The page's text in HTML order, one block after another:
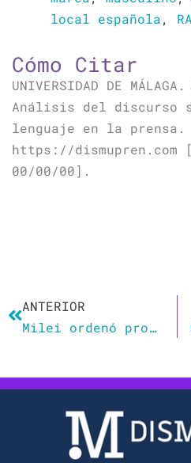
local española,
Cómo Citar
UNIVERSIDAD DE
Análisis del discurso
lenguaje en la prensa.
https://dismupren.com
00/00/00].
ANTERIOR
Milei ordenó prohibir lenguaje inclusivo y todo lo referente a la perspectiva de género en la administración pública argentina